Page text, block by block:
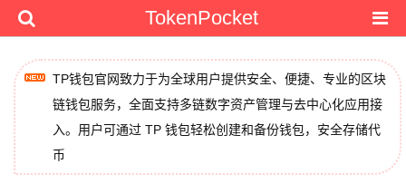
TokenPocket
TP钱包官网致力于为全球用户提供安全、便捷、专业的区块
链钱包服务，全面支持多链数字资产管理与去中心化应用接
入。用户可通过 TP 钱包轻松创建和备份钱包，安全存储代
币